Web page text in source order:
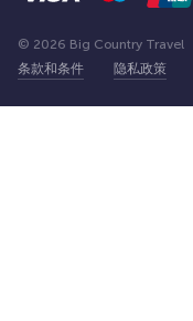
条款和条件 隐私政策
© 2026 Big Country Travel